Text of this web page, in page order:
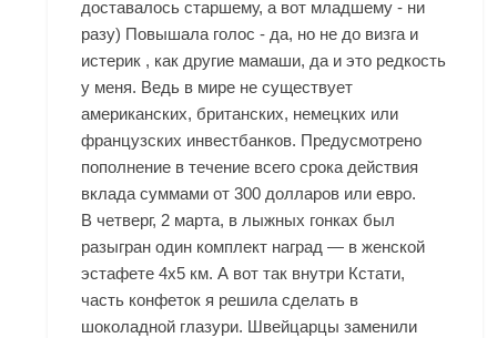
доставалось старшему, а вот младшему - ни
разу) Повышала голос - да, но не до визга и
истерик , как другие мамаши, да и это редкость
у меня. Ведь в мире не существует
американских, британских, немецких или
французских инвестбанков. Предусмотрено
пополнение в течение всего срока действия
вклада суммами от 300 долларов или евро.
В четверг, 2 марта, в лыжных гонках был
разыгран один комплект наград — в женской
эстафете 4х5 км. А вот так внутри Кстати,
часть конфеток я решила сделать в
шоколадной глазури. Швейцарцы заменили